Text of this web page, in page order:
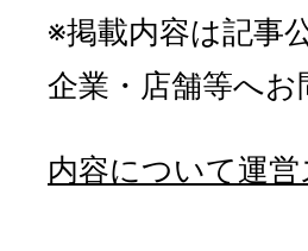
※掲載内容は記事
企業・店舗等へ
内容について運